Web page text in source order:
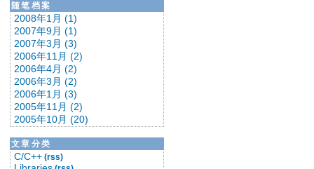
随笔档案
2008年1月 (1)
2007年9月 (1)
2007年3月 (3)
2006年11月 (2)
2006年4月 (2)
2006年3月 (2)
2006年1月 (3)
2005年11月 (2)
2005年10月 (20)
文章分类
C/C++ (rss)